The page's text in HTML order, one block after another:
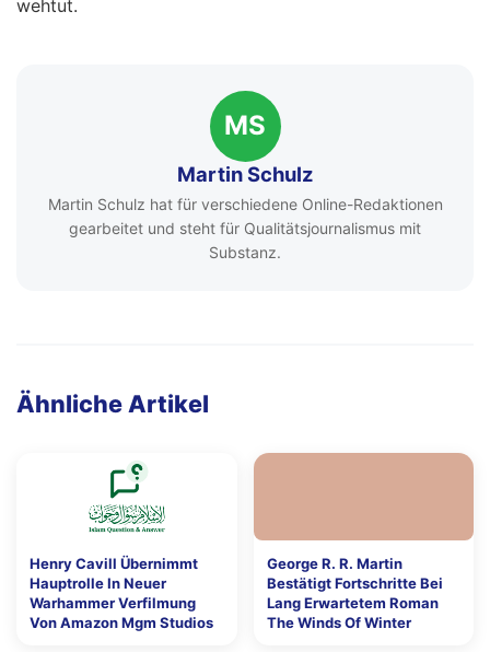
wehtut.
MS
Martin Schulz
Martin Schulz hat für verschiedene Online-Redaktionen
gearbeitet und steht für Qualitätsjournalismus mit
Substanz.
Ähnliche Artikel
Henry Cavill Übernimmt
Hauptrolle In Neuer
Warhammer Verfilmung
Von Amazon Mgm Studios
George R. R. Martin
Bestätigt Fortschritte Bei
Lang Erwartetem Roman
The Winds Of Winter